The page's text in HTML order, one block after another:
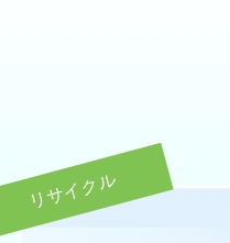
リサイクル